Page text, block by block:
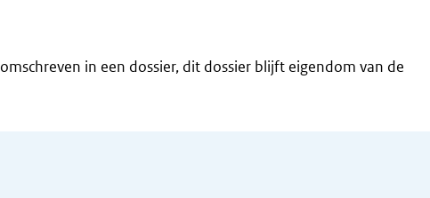
in een dossier, dit dossier blijft eigendom van de